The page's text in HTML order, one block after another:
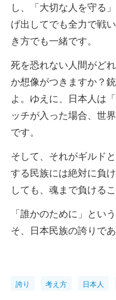
し、「大切な人を守る
げ出してでも全力で戦
き方でも一緒です。
死を恐れない人間がど
か想像がつきますか？
よ。ゆえに、日本人は
ッチが入った場合、世
です。
そして、それがギルド
する民族には絶対に負
しても、魂まで負ける
「誰かのために」とい
そ、日本民族の誇りで
誇り 考え方 日本人